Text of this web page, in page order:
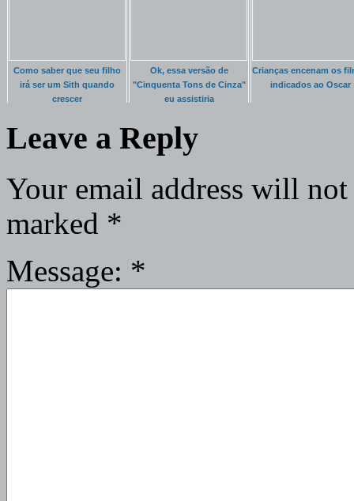
Como saber que seu filho
irá ser um Sith quando
crescer
Ok, essa versão de
"Cinquenta Tons de Cinza"
eu assistiria
Crianças encenam os
indicados ao Oscar
Leave a Reply
Your email address will
marked *
Message: *